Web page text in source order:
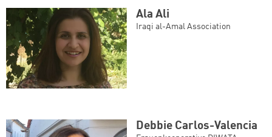
Ala Ali
Iraqi al-Amal Association
Debbie Carlos-Valencia